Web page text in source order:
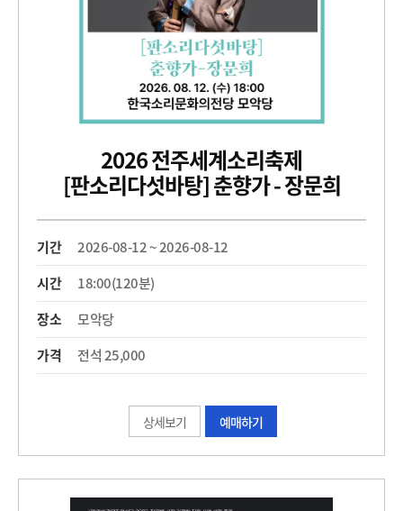
2026 전주세계소리축제
[판소리다섯바탕] 춘향가 - 장문희
기간
2026-08-12 ~ 2026-08-12
시간
18:00(120분)
장소
모악당
가격
전석 25,000
상세보기 예매하기